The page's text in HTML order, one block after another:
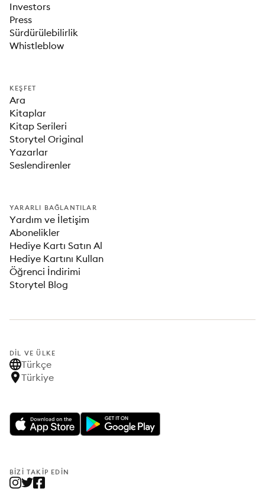
Investors
Press
Sürdürülebilirlik
Whistleblow
KEŞFET
Ara
Kitaplar
Kitap Serileri
Storytel Original
Yazarlar
Seslendirenler
YARARLI BAĞLANTILAR
Yardım ve İletişim
Abonelikler
Hediye Kartı Satın Al
Hediye Kartını Kullan
Öğrenci İndirimi
Storytel Blog
DIL VE ÜLKE
Türkçe
Türkiye
BIZI TAKIP EDIN